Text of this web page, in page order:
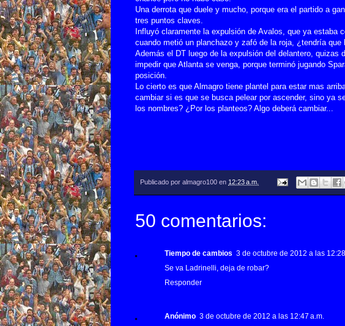
Una derrota que duele y mucho, porque era el partido a
tres puntos claves.
Influyó claramente la expulsión de Avalos, que ya estaba
cuando metió un planchazo y zafó de la roja, ¿tendría que
Además el DT luego de la expulsión del delantero, quizas
impedir que Atlanta se venga, porque terminó jugando
posición.
Lo cierto es que Almagro tiene plantel para estar mas
cambiar si es que se busca pelear por ascender, sino ya
los nombres? ¿Por los planteos? Algo deberá cambiar...
Publicado por almagro100 en 12:23 a.m.
50 comentarios:
Tiempo de cambios 3 de octubre de 2012 a las
Se va Ladrinelli, deja de robar?
Responder
Anónimo 3 de octubre de 2012 a las 12:47 a.m.